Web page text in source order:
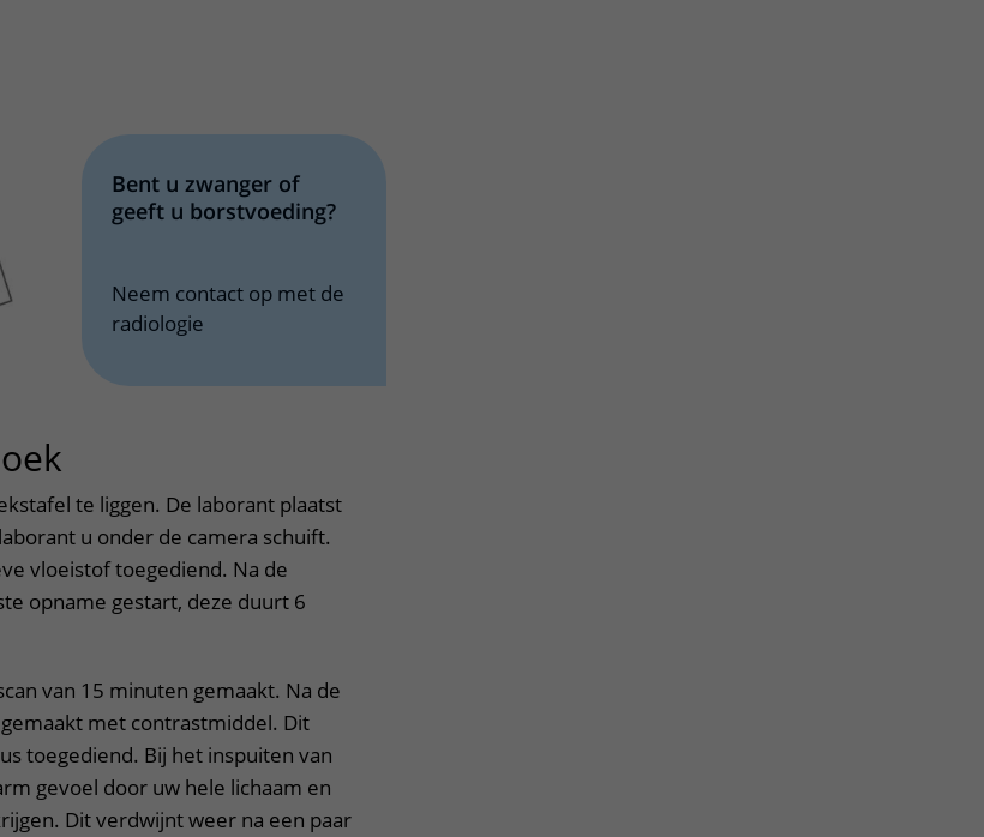
Bent u zwanger of
geeft u borstvoeding?
Neem contact op met de
radiologie
te liggen. De laborant plaatst
u onder de camera schuift.
vloeistof toegediend. Na de
opname gestart, deze duurt 6
van 15 minuten gemaakt. Na de
gemaakt met contrastmiddel. Dit
toegediend. Bij het inspuiten van
gevoel door uw hele lichaam en
Dit verdwijnt weer na een paar